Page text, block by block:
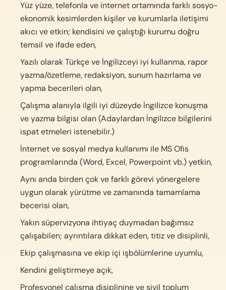
Yüz yüze, telefonla ve internet ortamında farklı sosyo-
ekonomik kesimlerden kişiler ve kurumlarla iletişimi
akıcı ve etkin; kendisini ve çalıştığı kurumu doğru
temsil ve ifade eden,
Yazılı olarak Türkçe ve İngilizceyi iyi kullanma, rapor
yazma/özetleme, redaksiyon, sunum hazırlama ve
yapma becerileri olan,
Çalışma alanıyla ilgili iyi düzeyde İngilizce konuşma
ve yazma bilgisi olan (Adaylardan İngilizce bilgilerini
ispat etmeleri istenebilir.)
İnternet ve sosyal medya kullanımı ile MS Ofis
programlarında (Word, Excel, Powerpoint vb.) yetkin,
Aynı anda birden çok ve farklı görevi yönergelere
uygun olarak yürütme ve zamanında tamamlama
becerisi olan,
Yakın süpervizyona ihtiyaç duymadan bağımsız
çalışabilen; ayrıntılara dikkat eden, titiz ve disiplinli,
Ekip çalışmasına ve ekip içi işbölümlerine uyumlu,
Kendini geliştirmeye açık,
Profesyonel çalışma disiplinine ve sivil toplum